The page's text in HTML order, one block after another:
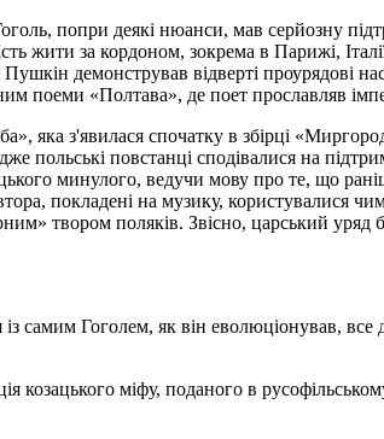
попри деякі нюанси, мав серйозну
жити за кордоном, зокрема в Парижі,
демонстрував відверті проурядові
поеми «Полтава», де поет прославляв
яка з'явилася спочатку в збірці
польські повстанці сподівалися на
минулого, ведучи мову про те, що
покладені на музику, користувалися
твором поляків. Звісно, царський уряд
Гоголем, як він еволюціонував, все
міфу, поданого в